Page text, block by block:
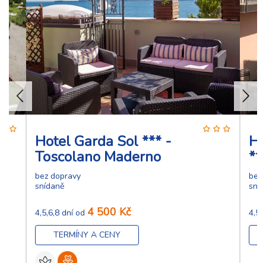
Hotel Garda Sol *** -
Toscolano Maderno
bez dopravy
snídaně
4,5,6,8 dní od 4 500 Kč
TERMÍNY A CENY
bez